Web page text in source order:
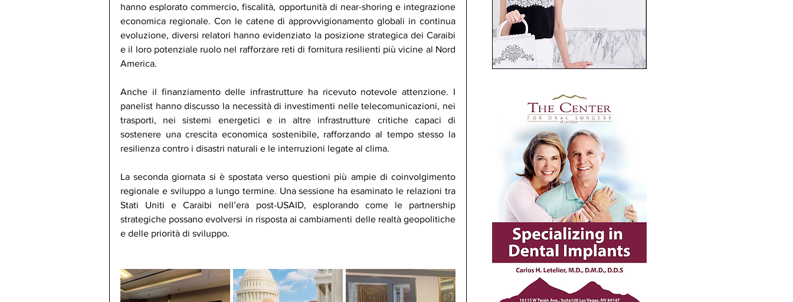
hanno esplorato commercio, fiscalità, opportunità di near-shoring e integrazione
economica regionale. Con le catene di approvvigionamento globali in continua
evoluzione, diversi relatori hanno evidenziato la posizione strategica dei Caraibi
e il loro potenziale ruolo nel rafforzare reti di fornitura resilienti più vicine al Nord
America.
Anche il finanziamento delle infrastrutture ha ricevuto notevole attenzione. I
panelist hanno discusso la necessità di investimenti nelle telecomunicazioni, nei
trasporti, nei sistemi energetici e in altre infrastrutture critiche capaci di
sostenere una crescita economica sostenibile, rafforzando al tempo stesso la
resilienza contro i disastri naturali e le interruzioni legate al clima.
La seconda giornata si è spostata verso questioni più ampie di coinvolgimento
regionale e sviluppo a lungo termine. Una sessione ha esaminato le relazioni tra
Stati Uniti e Caraibi nell’era post-USAID, esplorando come le partnership
strategiche possano evolversi in risposta ai cambiamenti delle realtà geopolitiche
e delle priorità di sviluppo.